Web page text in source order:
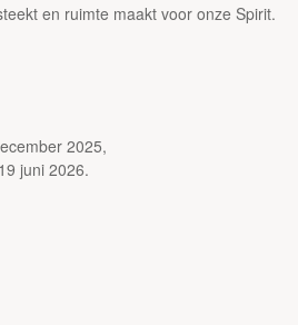
en ruimte maakt voor onze Spirit.
2025,
juni 2026.